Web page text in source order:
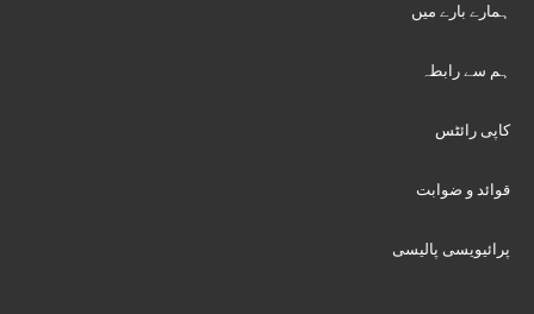
ہمارے بارے میں
ہم سے رابطہ
کاپی رائٹس
قوائد و ضوابت
پرائیویسی پالیسی